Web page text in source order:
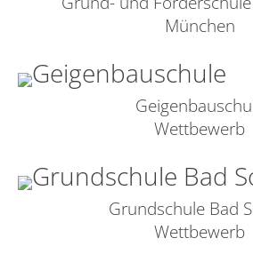
München
Wettbewerb
Grundschule Bad
Wettbewerb